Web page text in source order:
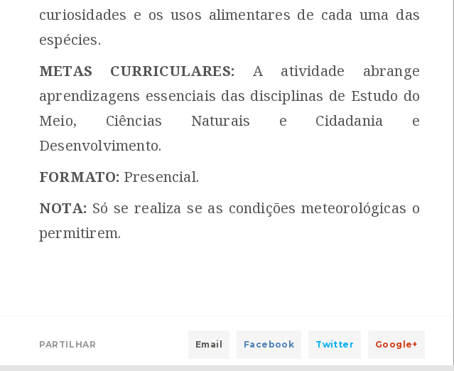
curiosidades e os usos alimentares de cada uma das
espécies.
METAS CURRICULARES: A atividade abrange
aprendizagens essenciais das disciplinas de Estudo do
Meio, Ciências Naturais e Cidadania e
Desenvolvimento.
FORMATO: Presencial.
NOTA: Só se realiza se as condições meteorológicas o
permitirem.
PARTILHAR Email Facebook Twitter Google+